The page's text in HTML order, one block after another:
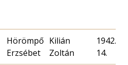
Hörömpő
Erzsébet
Kilián
Zoltán
1942.
14.